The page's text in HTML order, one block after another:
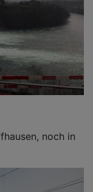
noch in